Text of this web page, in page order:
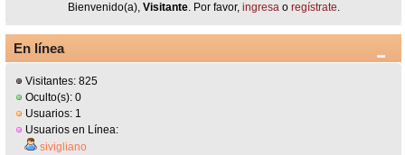
Bienvenido(a), Visitante. Por favor, ingresao regístrate.
En línea
Visitantes: 825
Oculto(s): 0
Usuarios: 1
Usuarios en Línea:
sivigliano